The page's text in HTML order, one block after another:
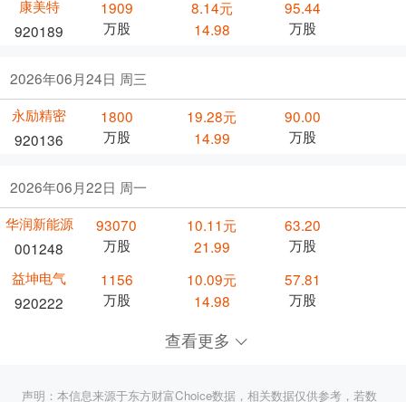
康美特
920189
1909
万股
8.14元
14.98
95.44
万股
2026年06月24日 周三
永励精密
920136
1800
万股
19.28元
14.99
90.00
万股
2026年06月22日 周一
华润新能源
001248
93070
万股
10.11元
21.99
63.20
万股
益坤电气
920222
1156
万股
10.09元
14.98
57.81
万股
查看更多
声明：本信息来源于东方财富Choice数据，相关数据仅供参考，若数